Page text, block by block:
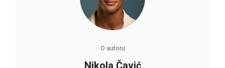
O autoru
Nikola Čavić